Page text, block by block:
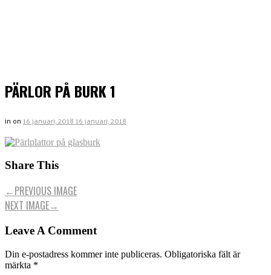
PÄRLOR PÅ BURK 1
in on 16 januari, 2018 16 januari, 2018
Share This
←PREVIOUS IMAGE
NEXT IMAGE→
Leave A Comment
Din e-postadress kommer inte publiceras. Obligatoriska fält är
märkta *